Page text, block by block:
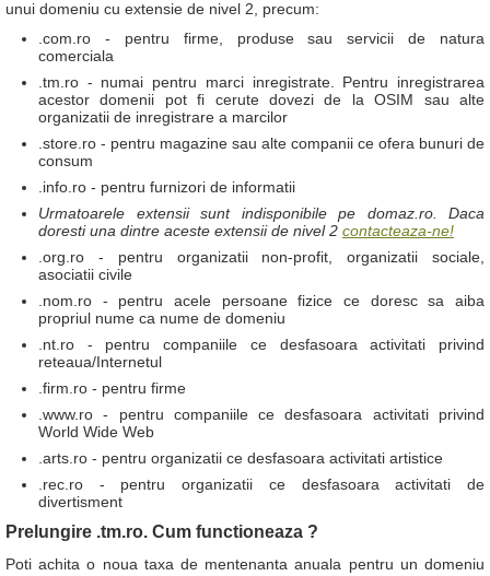
unui domeniu cu extensie de nivel 2, precum:
.com.ro - pentru firme, produse sau servicii de natura
comerciala
.tm.ro - numai pentru marci inregistrate. Pentru inregistrarea
acestor domenii pot fi cerute dovezi de la OSIM sau alte
organizatii de inregistrare a marcilor
.store.ro - pentru magazine sau alte companii ce ofera bunuri de
consum
.info.ro - pentru furnizori de informatii
Urmatoarele extensii sunt indisponibile pe domaz.ro. Daca
doresti una dintre aceste extensii de nivel 2 contacteaza-ne!
.org.ro - pentru organizatii non-profit, organizatii sociale,
asociatii civile
.nom.ro - pentru acele persoane fizice ce doresc sa aiba
propriul nume ca nume de domeniu
.nt.ro - pentru companiile ce desfasoara activitati privind
reteaua/Internetul
.firm.ro - pentru firme
.www.ro - pentru companiile ce desfasoara activitati privind
World Wide Web
.arts.ro - pentru organizatii ce desfasoara activitati artistice
.rec.ro - pentru organizatii ce desfasoara activitati de
divertisment
Prelungire .tm.ro. Cum functioneaza ?
Poti achita o noua taxa de mentenanta anuala pentru un domeniu